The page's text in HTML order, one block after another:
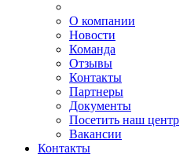
О компании
Новости
Команда
Отзывы
Контакты
Партнеры
Документы
Посетить наш центр
Вакансии
Контакты